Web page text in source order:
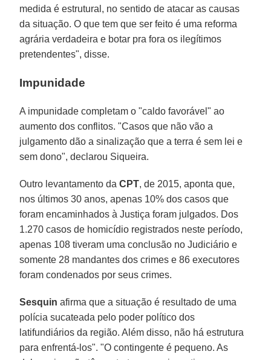
medida é estrutural, no sentido de atacar as causas
da situação. O que tem que ser feito é uma reforma
agrária verdadeira e botar pra fora os ilegítimos
pretendentes", disse.
Impunidade
A impunidade completam o "caldo favorável" ao
aumento dos conflitos. "Casos que não vão a
julgamento dão a sinalização que a terra é sem lei e
sem dono", declarou Siqueira.
Outro levantamento daCPT, de 2015, aponta que,
nos últimos 30 anos, apenas 10% dos casos que
foram encaminhados à Justiça foram julgados. Dos
1.270 casos de homicídio registrados neste período,
apenas 108 tiveram uma conclusão no Judiciário e
somente 28 mandantes dos crimes e 86 executores
foram condenados por seus crimes.
Sesquin afirma que a situação é resultado de uma
polícia sucateada pelo poder político dos
latifundiários da região. Além disso, não há estrutura
para enfrentá-los". "O contingente é pequeno. As